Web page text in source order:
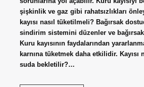
şişkinlik ve gaz gibi rahatsızlıkları
kayısı nasıl tüketilmeli? Bağırsak
sindirim sistemini düzenler ve
Kuru kayısının faydalarından
karnına tüketmek daha etkilidir. Kayısı
suda bekletilir?…